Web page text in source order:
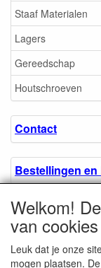
Staaf Materialen
Lagers
Gereedschap
Houtschroeven
Contact
Bestellingen en
Algemene
Over ons.
Welkom!
van cookies
Leuk dat je onze
mogen plaatsen.